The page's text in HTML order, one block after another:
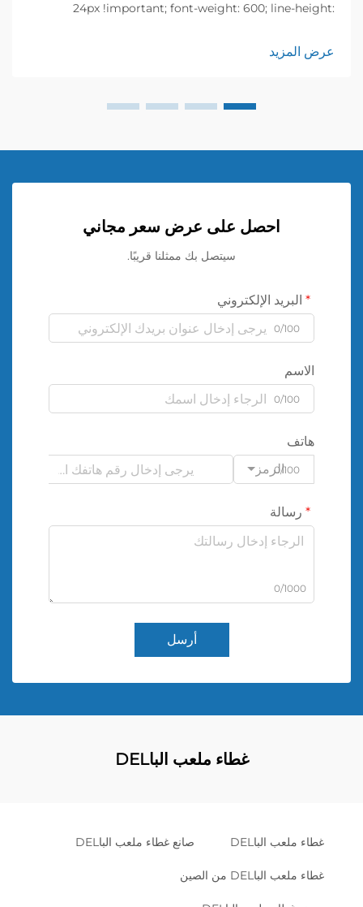
24px !important; font-weight: 600; line-height:
font-size: 20px !important; font-weight: 600; line-
height: ...}
عرض المزيد
احصل على عرض سعر مجاني
سيتصل بك ممثلنا قريبًا.
البريد الإلكتروني
0/100
الاسم
0/100
هاتف
الرمز0/100
رسالة
0/1000
أرسل
غطاء ملعب الباDEL
غطاء ملعب الباDEL صانع غطاء ملعب الباDEL
غطاء ملعب الباDEL من الصين